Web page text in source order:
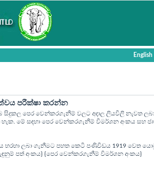
English
පරීක්ෂා කරන්න
සිදුකල පෙර වෙන්කරගැනීම් වලට අදාල ලියවිලි නැවත
මේ සඳහා පෙර වෙන්කරගැනීම් විමර්ශන අංකය සහ
හරහා ලබා ගැනීමට පහත කෙටි පණිවිඩය 1919 වෙත
පත් අංකය} {පෙර වෙන්කරගැනීම් විමර්ශන අංකය}